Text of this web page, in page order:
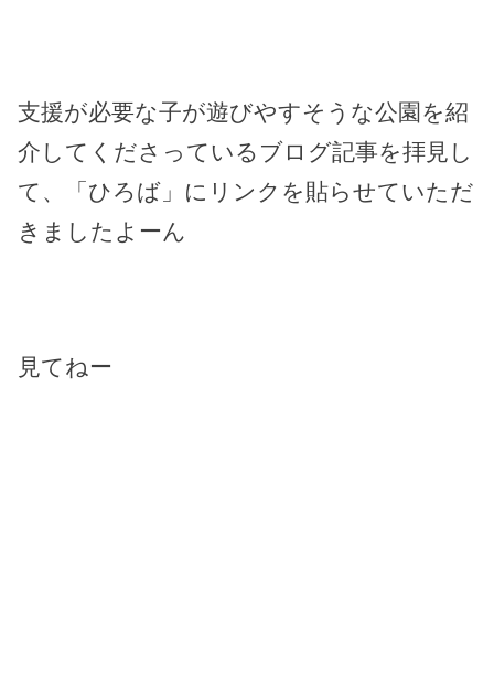
支援が必要な子が遊びやすそうな公園を紹
介してくださっているブログ記事を拝見し
て、「ひろば」にリンクを貼らせていただ
きましたよーん
見てねー